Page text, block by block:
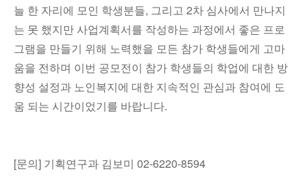
늘 한 자리에 모인 학생분들, 그리고 2차 심사에서 만나지
는 못 했지만 사업계획서를 작성하는 과정에서 좋은 프로
그램을 만들기 위해 노력했을 모든 참가 학생들에게 고마
움을 전하며 이번 공모전이 참가 학생들의 학업에 대한 방
향성 설정과 노인복지에 대한 지속적인 관심과 참여에 도
움 되는 시간이었기를 바랍니다.
[문의] 기획연구과 김보미 02-6220-8594